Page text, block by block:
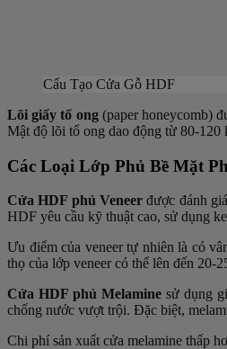
Cấu Tạo Cửa Gỗ HDF
Lõi giấy tổ ong(paper honeycomb)
Mật độ lõi tổ ong dao động từ 80-120
Các Loại Lớp Phủ Bề Mặt
Cửa HDF phủ Veneerđược đánh
HDF yêu cầu kỹ thuật cao, sử dụng
Ưu điểm của veneer tự nhiên là có
thọ của lớp veneer có thể lên đến 20-
Cửa HDF phủ Melaminesử dụng
chống nước vượt trội. Đặc biệt,
Chi phí sản xuất cửa melamine thấp